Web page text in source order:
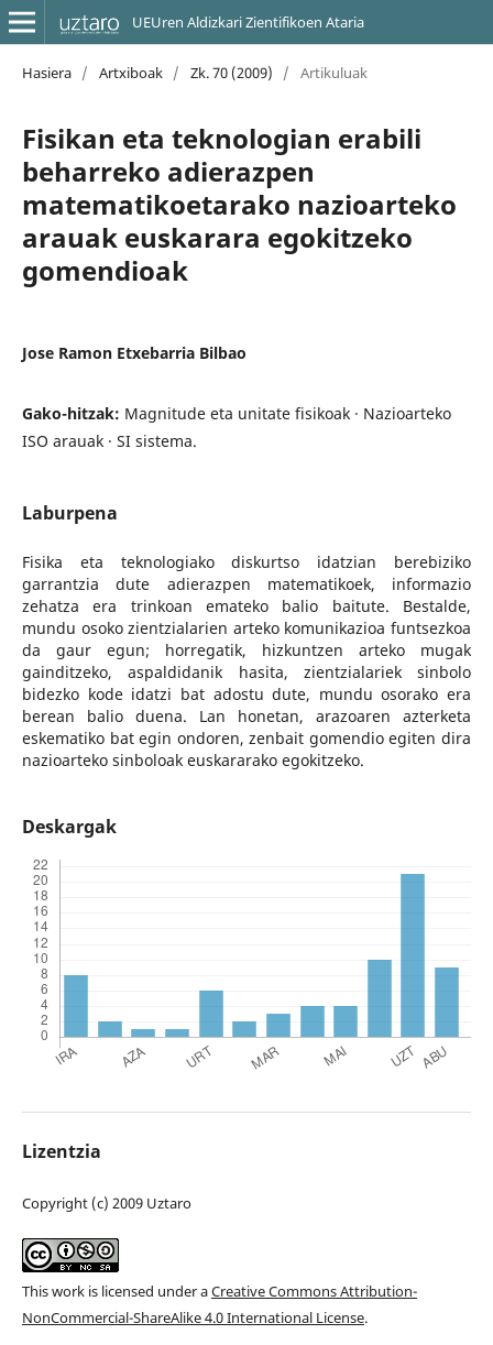
UEUren Aldizkari Zientifikoen Ataria
Hasiera / Artxiboak / Zk. 70 (2009) / Artikuluak
Fisikan eta teknologian erabili
beharreko adierazpen
matematikoetarako nazioarteko
arauak euskarara egokitzeko
gomendioak
Jose Ramon Etxebarria Bilbao
Gako-hitzak: Magnitude eta unitate fisikoak · Nazioarteko
ISO arauak · SI sistema.
Laburpena
Fisika eta teknologiako diskurtso idatzian berebiziko
garrantzia dute adierazpen matematikoek, informazio
zehatza era trinkoan emateko balio baitute. Bestalde,
mundu osoko zientzialarien arteko komunikazioa funtsezkoa
da gaur egun; horregatik, hizkuntzen arteko mugak
gainditzeko, aspaldidanik hasita, zientzialariek sinbolo
bidezko kode idatzi bat adostu dute, mundu osorako era
berean balio duena. Lan honetan, arazoaren azterketa
eskematiko bat egin ondoren, zenbait gomendio egiten dira
nazioarteko sinboloak euskararako egokitzeko.
Deskargak
Lizentzia
Copyright (c) 2009 Uztaro
This work is licensed under aCreative Commons Attribution-
NonCommercial-ShareAlike 4.0 International License.